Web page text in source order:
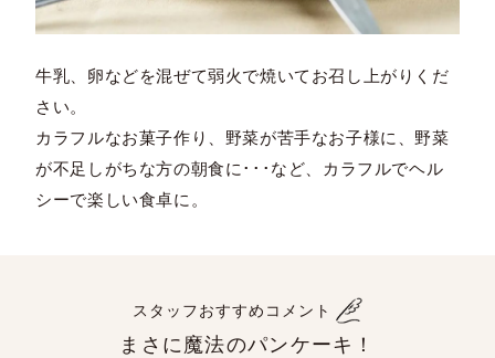
牛乳、卵などを混ぜて弱火で焼いてお召し上がりくだ
さい。
カラフルなお菓子作り、野菜が苦手なお子様に、野菜
が不足しがちな方の朝食に･･･など、カラフルでヘル
シーで楽しい食卓に。
スタッフおすすめコメント
まさに魔法のパンケーキ！